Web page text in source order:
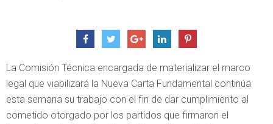
La Comisión Técnica encargada de materializar el marco
legal que viabilizará la Nueva Carta Fundamental continúa
esta semana su trabajo con el fin de dar cumplimiento al
cometido otorgado por los partidos que firmaron el